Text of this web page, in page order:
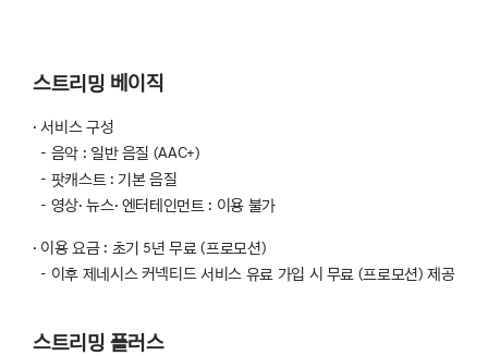
스트리밍 베이직
· 서비스 구성
- 음악 : 일반 음질 (AAC+)
- 팟캐스트 : 기본 음질
- 영상· 뉴스· 엔터테인먼트 : 이용 불가
· 이용 요금 : 초기 5년 무료 (프로모션)
- 이후 제네시스 커넥티드 서비스 유료 가입 시 무료 (프로모션) 제공
스트리밍 플러스